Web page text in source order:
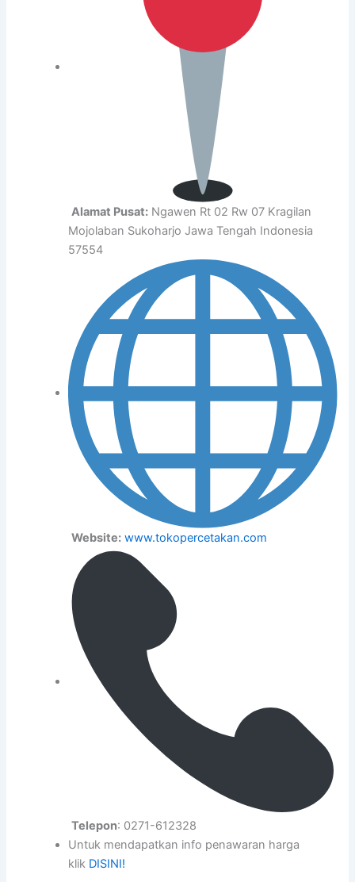
Alamat Pusat: Ngawen Rt 02 Rw 07 Kragilan
Mojolaban Sukoharjo Jawa Tengah Indonesia
57554
Website: www.tokopercetakan.com
Telepon: 0271-612328
Untuk mendapatkan info penawaran harga
klik DISINI!